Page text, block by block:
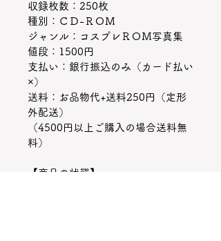
収録枚数：250枚
種別：ＣＤ-ＲＯＭ
ジャンル：コスプレＲＯＭ写真集
値段：1500円
支払い：銀行振込のみ（カード払い
×）
送料：お品物代+送料250円（定形
外配送）
（4500円以上ご購入の場合送料無
料）
【商品の状態】